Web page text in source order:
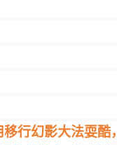
移行幻影大法耍酷